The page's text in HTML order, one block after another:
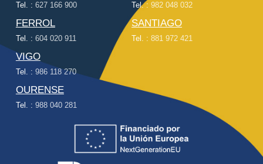
Tel. : 627 166 900
FERROL
Tel. : 604 020 911
Tel. : 982 048 032
SANTIAGO
Tel. : 881 972 421
VIGO
Tel. : 986 118 270
OURENSE
Tel. : 988 040 281